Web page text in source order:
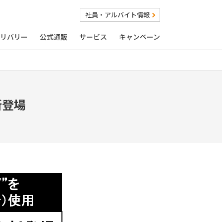
社員・アルバイト情報
バリー 公式通販 サービス キャンペーン
場